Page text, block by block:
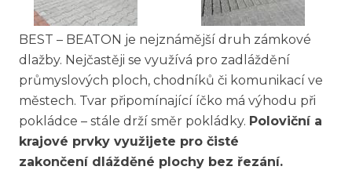
BEST – BEATON je nejznámější druh zámkové
dlažby. Nejčastěji se využívá pro zadláždění
průmyslových ploch, chodníků či komunikací ve
městech. Tvar připomínající íčko má výhodu při
pokládce – stále drží směr pokládky. Poloviční a
krajové prvky využijete pro čisté
zakončení dlážděné plochy bez řezání.